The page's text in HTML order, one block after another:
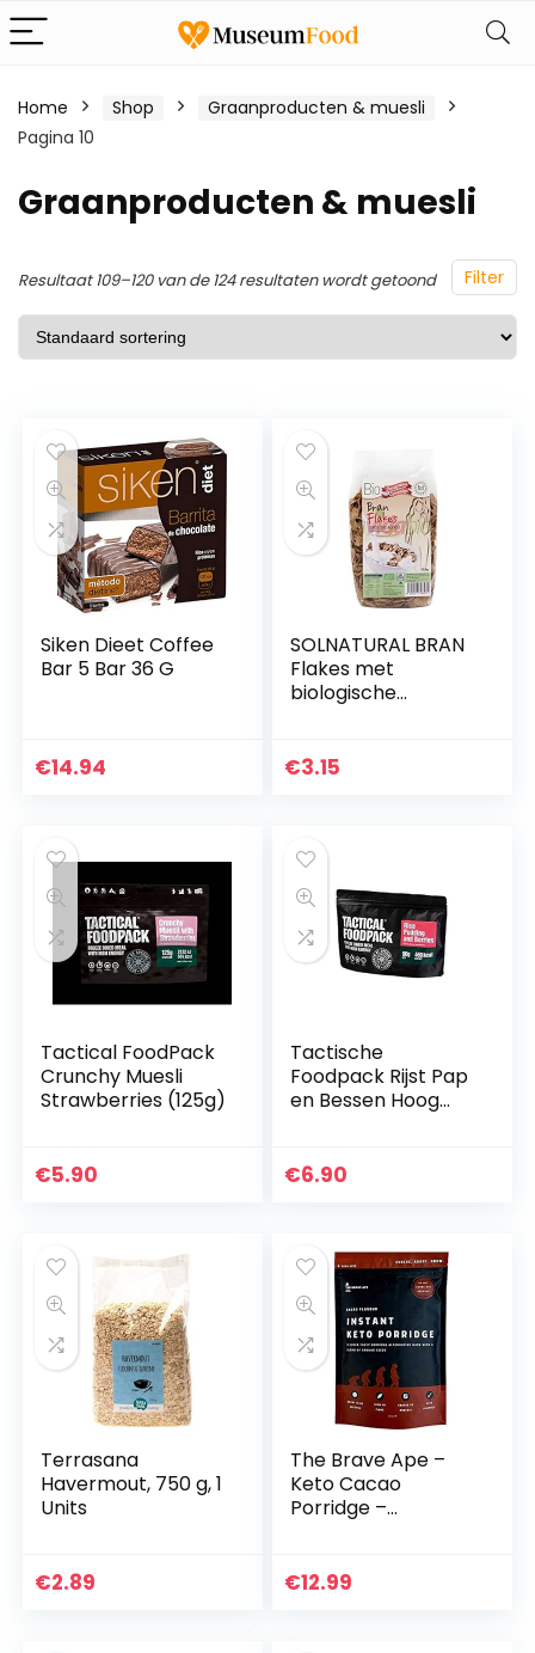
Home Shop
Graanproducten & muesli
Pagina 10
Graanproducten & muesli
Filter
Resultaat 109–120 van de 124 resultaten wordt getoond
Siken Dieet Coffee
Bar 5 Bar 36 G
€14.94
SOLNATURAL BRAN
Flakes met
biologische
€3.15
Tactical FoodPack
Crunchy Muesli
Strawberries (125g)
€5.90
Tactische
Foodpack Rijst Pap
en Bessen Hoog
€6.90
Terrasana
Havermout, 750 g, 1
Units
€2.89
The Brave Ape –
Keto Cacao
Porridge –
ingrediënten – Low
€12.99